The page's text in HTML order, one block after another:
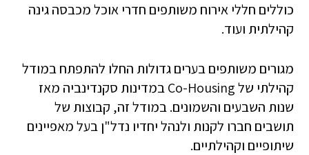
כוללים חללי אירוח משותפים חדרי אוכל מכבסה גינה
קהילתית ועוד.
מגורים משותפים בערים גדולות החלו להתפתח במודל
קהילתי של Co-Housing במדינות סקנדינביה מאז
שנות השבעים והשמונים. במודל זה, קבוצות של
תושבים חברו לקנות ולנהל יחדיו נדל"ן בעל מאפיינים
שיתופיים וקהילתיים.